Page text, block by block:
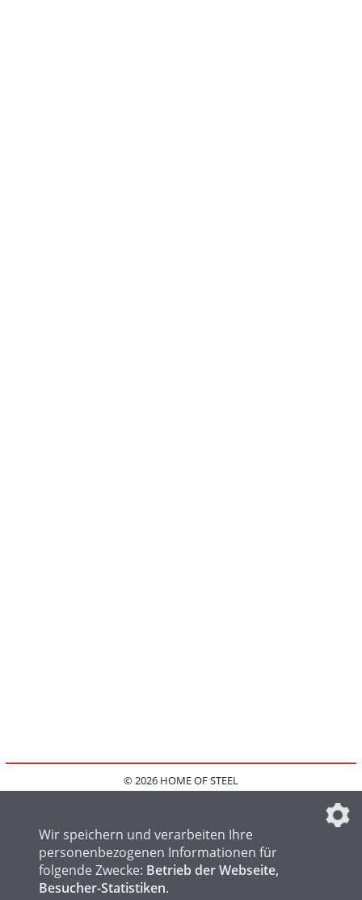
© 2026 HOME OF STEEL
IMPRESSUM
FAQ
DATENSCHUTZEINSTELLUNGEN
Wir speichern und verarbeiten Ihre
personenbezogenen Informationen für
folgende Zwecke: Betrieb der Webseite,
Besucher-Statistiken.